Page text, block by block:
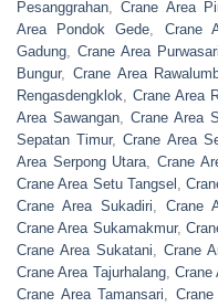
Pesanggrahan,Crane Area
Area Pondok Gede, Crane
Gadung, Crane Area Purwasari
Bungur, Crane Area
Rengasdengklok, Crane Area
Area Sawangan, Crane Area
Sepatan Timur,Crane Area
Area Serpong Utara,Crane
Crane Area Setu Tangsel ,
Crane Area Sukadiri, Crane
Crane Area Sukamakmur,
Crane Area Sukatani, Crane
Crane Area Tajurhalang,Crane
Crane Area Tamansari,